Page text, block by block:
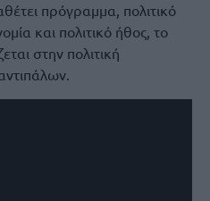
πρόγραμμα, πολιτικό
και πολιτικό ήθος, το
στην πολιτική